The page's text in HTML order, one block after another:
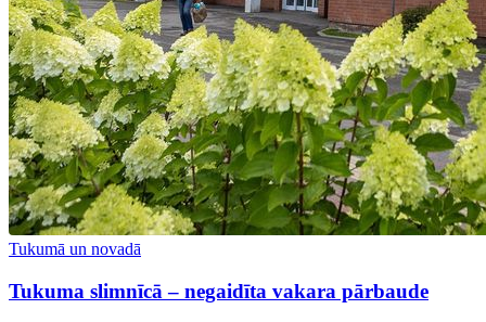
Tukumā un novadā
Tukuma slimnīcā – negaidīta vakara pārbaude